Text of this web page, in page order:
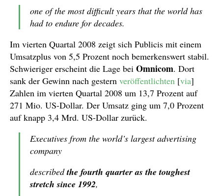
one of the most difficult years that the world has
had to endure for decades.
Im vierten Quartal 2008 zeigt sich Publicis mit einem
Umsatzplus von 5,5 Prozent noch bemerkenswert stabil.
Schwieriger erscheint die Lage bei Omnicom. Dort
sank der Gewinn nach gestern veröffentlichten [via]
Zahlen im vierten Quartal 2008 um 13,7 Prozent auf
271 Mio. US-Dollar. Der Umsatz ging um 7,0 Prozent
auf knapp 3,4 Mrd. US-Dollar zurück.
Executives from the world’s largest advertising
company
describedthe fourth quarter as the toughest
stretch since 1992,